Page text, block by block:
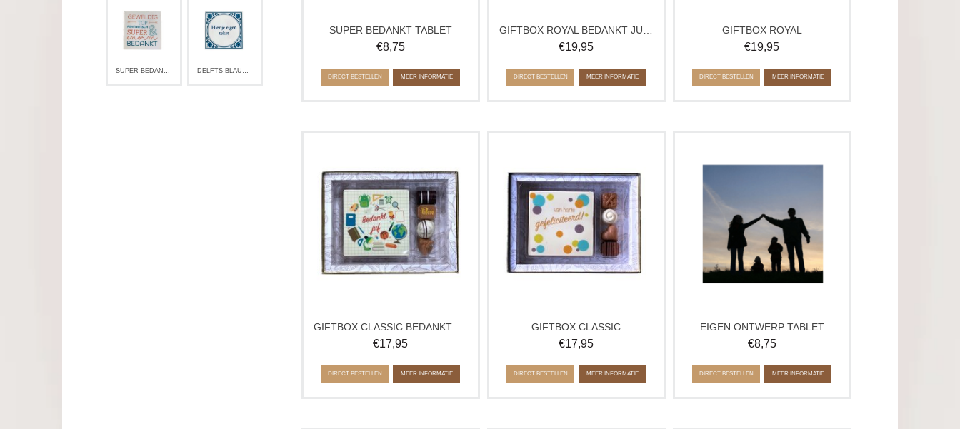
SUPER BEDANKT TABLET DELFTS BLAUW TABLET EIGEN TEKST
SUPER BEDANKT TABLET
€8,75
DIRECT BESTELLEN MEER INFORMATIE
€19,95
DIRECT BESTELLEN MEER INFORMATIE
GIFTBOX ROYAL
€19,95
DIRECT BESTELLEN MEER INFORMATIE
verpakking.
Geleverde bonbons kunnen afwijken
van de afbeelding.
€17,95
DIRECT BESTELLEN MEER INFORMATIE
verpakking.
Geleverde bonbons kunnen afwijken
van de afbeelding.
GIFTBOX CLASSIC
€17,95
DIRECT BESTELLEN MEER INFORMATIE
Verkrijgbaar in wit, melk en puur. Op
elke smaakvariant is een laagje witte
chocolade aangebracht.
EIGEN ONTWERP TABLET
€8,75
DIRECT BESTELLEN MEER INFORMATIE